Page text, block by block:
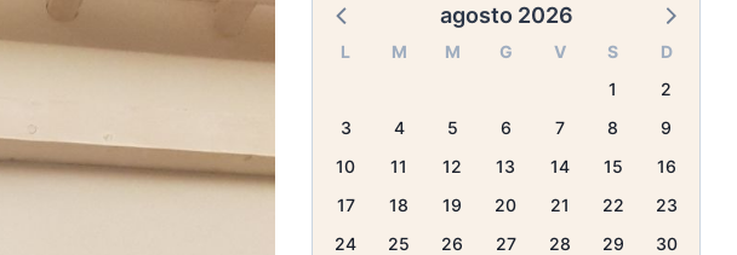
agosto 2026
L M M G V S
D
1
2
3
4 5 6 7 8
9
10
11 12 13 14 15
16
17
18 19 20 21 22
23
24
25 26 27 28 29
30